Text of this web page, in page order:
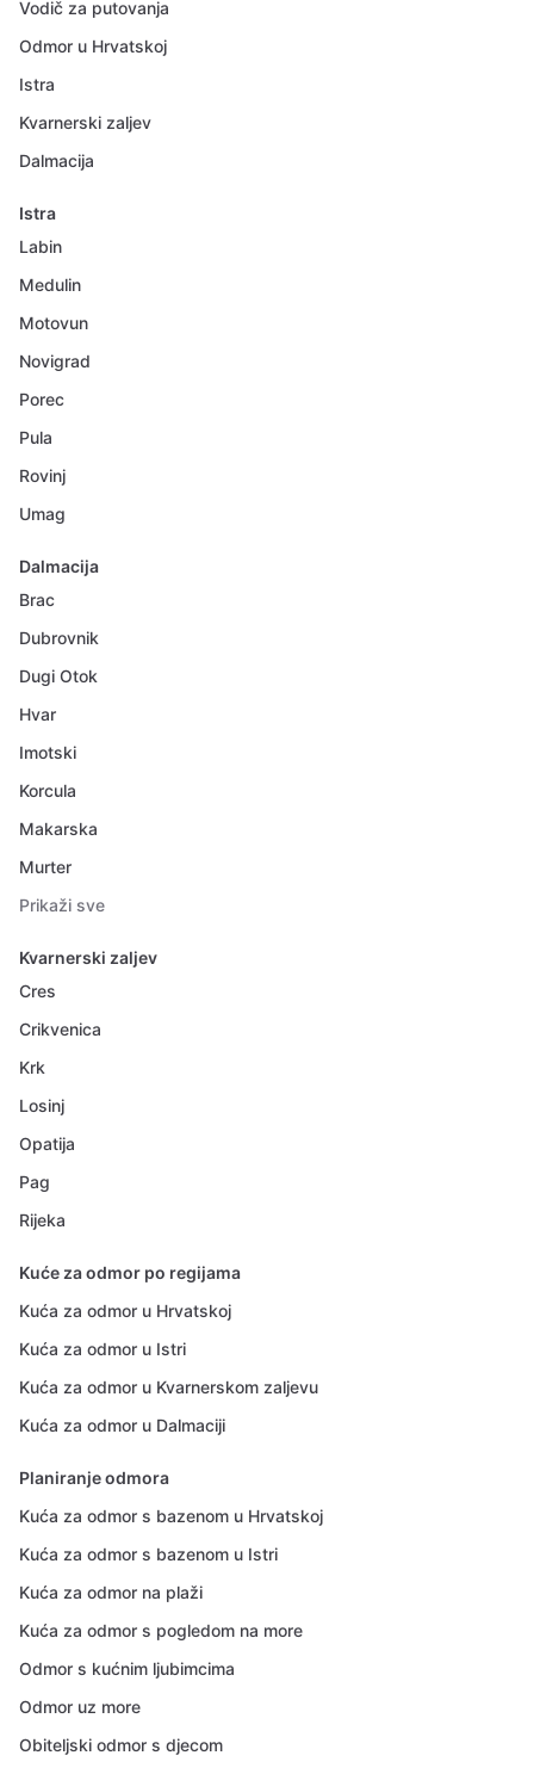
Vodič za putovanja
Odmor u Hrvatskoj
Istra
Kvarnerski zaljev
Dalmacija
Istra
Labin
Medulin
Motovun
Novigrad
Porec
Pula
Rovinj
Umag
Dalmacija
Brac
Dubrovnik
Dugi Otok
Hvar
Imotski
Korcula
Makarska
Murter
Prikaži sve
Kvarnerski zaljev
Cres
Crikvenica
Krk
Losinj
Opatija
Pag
Rijeka
Kuće za odmor po regijama
Kuća za odmor u Hrvatskoj
Kuća za odmor u Istri
Kuća za odmor u Kvarnerskom zaljevu
Kuća za odmor u Dalmaciji
Planiranje odmora
Kuća za odmor s bazenom u Hrvatskoj
Kuća za odmor s bazenom u Istri
Kuća za odmor na plaži
Kuća za odmor s pogledom na more
Odmor s kućnim ljubimcima
Odmor uz more
Obiteljski odmor s djecom